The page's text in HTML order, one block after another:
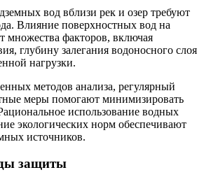
вод вблизи рек и озер требуют
Влияние поверхностных вод на
множества факторов, включая
глубину залегания водоносного слоя
нагрузки.
методов анализа, регулярный
меры помогают минимизировать
использование водных
экологических норм обеспечивают
источников.
защиты